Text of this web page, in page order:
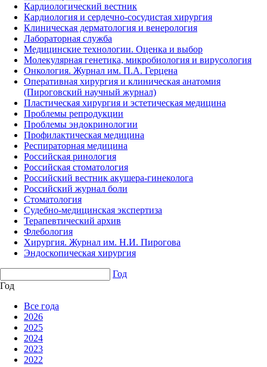
Кардиологический вестник
Кардиология и сердечно-сосудистая хирургия
Клиническая дерматология и венерология
Лабораторная служба
Медицинские технологии. Оценка и выбор
Молекулярная генетика, микробиология и вирусология
Онкология. Журнал им. П.А. Герцена
Оперативная хирургия и клиническая анатомия
(Пироговский научный журнал)
Пластическая хирургия и эстетическая медицина
Проблемы репродукции
Проблемы эндокринологии
Профилактическая медицина
Респираторная медицина
Российская ринология
Российская стоматология
Российский вестник акушера-гинеколога
Российский журнал боли
Стоматология
Судебно-медицинская экспертиза
Терапевтический архив
Флебология
Хирургия. Журнал им. Н.И. Пирогова
Эндоскопическая хирургия
Год
Год
Все года
2026
2025
2024
2023
2022